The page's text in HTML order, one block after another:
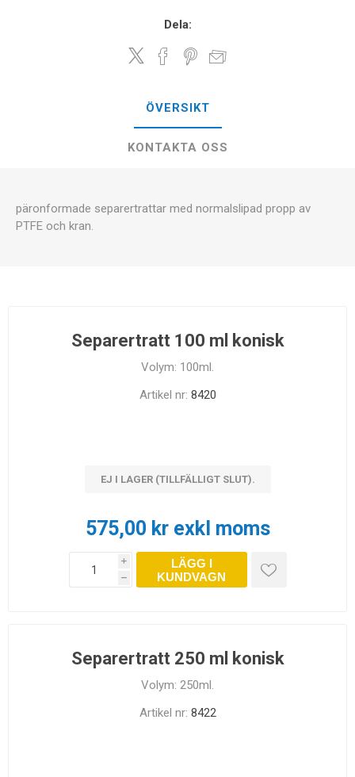
Dela:
ÖVERSIKT
KONTAKTA OSS
päronformade separertrattar med normalslipad propp av
PTFE och kran.
Separertratt 100 ml konisk
Volym: 100ml.
Artikel nr: 8420
EJ I LAGER (TILLFÄLLIGT SLUT).
575,00 kr exkl moms
i
h
LÄGG I
KUNDVAGN
Separertratt 250 ml konisk
Volym: 250ml.
Artikel nr: 8422